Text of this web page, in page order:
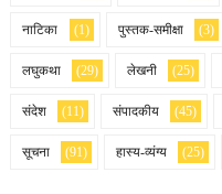
नाटिका (1) पुस्तक-समीक्षा (3)
लघुकथा (29) लेखनी (25)
संदेश (11) संपादकीय (45)
सूचना (91) हास्य-व्यंग्य (25)